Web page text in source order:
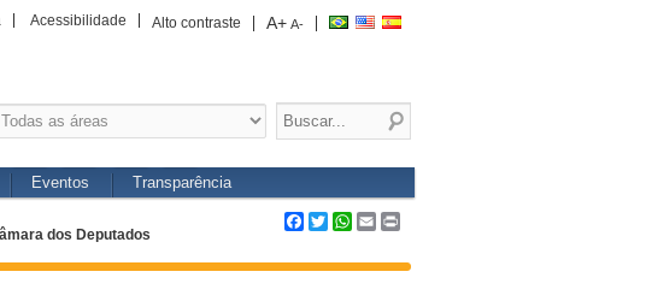
A+ A-
Alto contraste
Acessibilidade
Eventos Transparência
dos Deputados
Facebook
TwitterWhatsApp
Email